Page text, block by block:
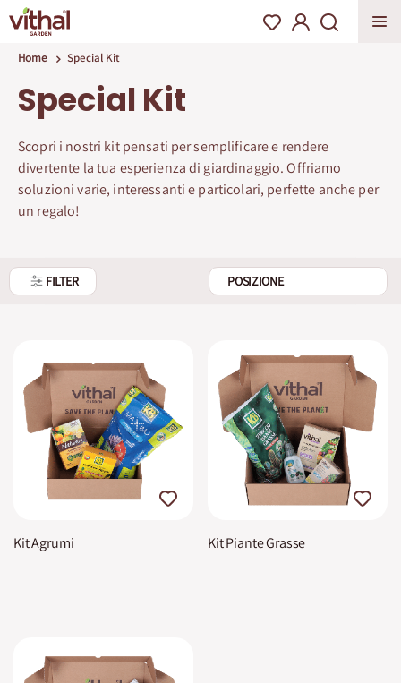
Home Special Kit
Special Kit
Scopri i nostri kit pensati per semplificare e rendere
divertente la tua esperienza di giardinaggio. Offriamo
soluzioni varie, interessanti e particolari, perfette anche per
un regalo!
FILTER
Kit Agrumi Kit Piante Grasse